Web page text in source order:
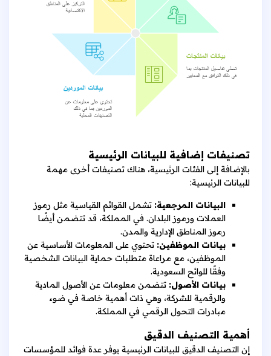
تصنيفات إضافية للبيانات الرئيسية
بالإضافة إلى الفئات الرئيسية، هناك تصنيفات أخرى مهمة
للبيانات الرئيسية:
البيانات المرجعية: تشمل القوائم القياسية مثل رموز
العملات ورموز البلدان. في المملكة، قد تتضمن أيضًا
رموز المناطق الإدارية والمدن.
بيانات الموظفين: تحتوي على المعلومات الأساسية عن
الموظفين، مع مراعاة متطلبات حماية البيانات الشخصية
وفقًا للوائح السعودية.
بيانات الأصول: تتضمن معلومات عن الأصول المادية
والرقمية للشركة، وهي ذات أهمية خاصة في ضوء
مبادرات التحول الرقمي في المملكة.
أهمية التصنيف الدقيق
إن التصنيف الدقيق للبيانات الرئيسية يوفر عدة فوائد للمؤسسات